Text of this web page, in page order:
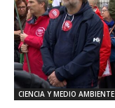
CIENCIA Y MEDIO AMBIENTE